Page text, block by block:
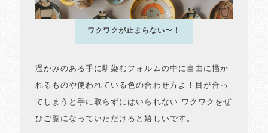
ワクワクが止まらない〜！
温かみのある手に馴染むフォルムの中に自由に描か
れるものや使われている色の合わせ方よ！目が合っ
てしまうと手に取らずにはいられない ワクワクをぜ
ひご覧になっていただけると嬉しいです。